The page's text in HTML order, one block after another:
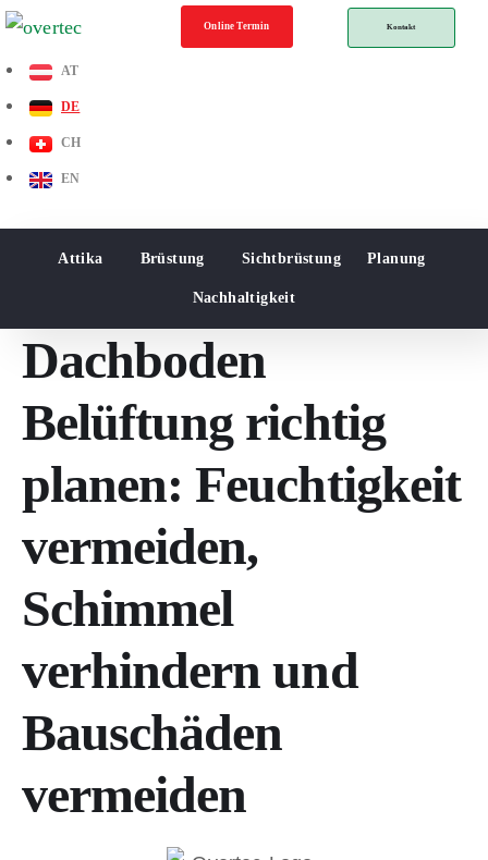
Online Termin Kontakt
AT
DE
CH
EN
Attika Brüstung Sichtbrüstung Planung
Nachhaltigkeit
Dachboden
Belüftung richtig
planen: Feuchtigkeit
vermeiden,
Schimmel
verhindern und
Bauschäden
vermeiden